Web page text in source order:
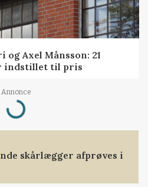
Axel Månsson: 21
indstillet til pris
Annonce
skårlægger afprøves i